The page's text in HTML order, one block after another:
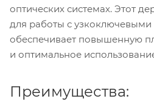
оптических системах. Этот
для работы с узкоключевыми
обеспечивает повышенную
и оптимальное
Преимущества: